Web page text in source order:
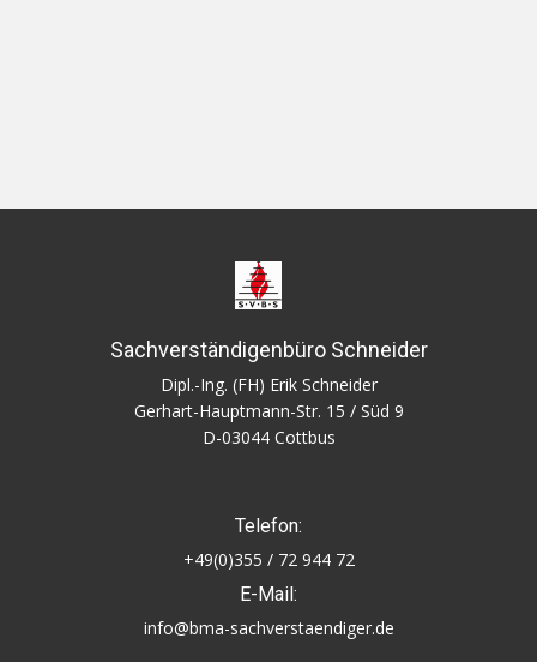
Sachverständigenbüro Schneider
Dipl.-Ing. (FH) Erik Schneider
Gerhart-Hauptmann-Str. 15 / Süd 9
D-03044 Cottbus
Telefon:
+49(0)355 / 72 944 72
E-Mail:
info@bma-sachverstaendiger.de